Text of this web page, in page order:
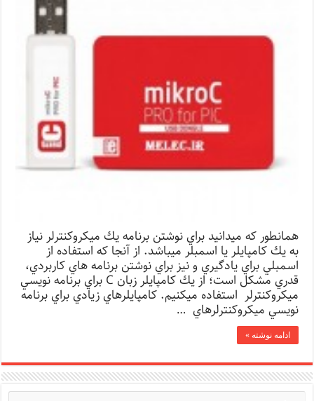
همانطور كه میدانید براي نوشتن برنامه يك ميكروكنترلر نياز
به يك كامپايلر يا اسمبلر ميباشد. از آنجا كه استفاده از
اسمبلي براي يادگيري و نيز براي نوشتن برنامه هاي كاربردي،
قدري مشكل است؛ از يك كامپايلر زبان C براي برنامه نويسي
ميكروكنترلر استفاده ميكنيم. كامپايلرهاي زيادي براي برنامه
نويسي ميكروكنترلرهاي …
ادامه نوشته »